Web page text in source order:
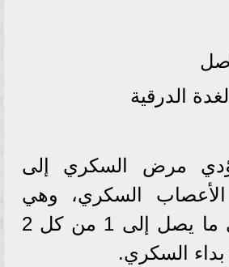
الدرقية
مرض السكري إلى
الأعصاب السكري، وهي
حالة تؤثر على ما يصل إلى 1 من كل 2
السكري.